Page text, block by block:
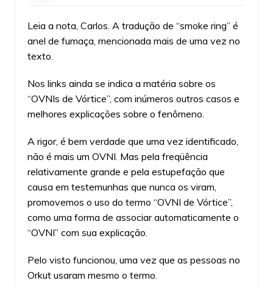
Leia a nota, Carlos. A tradução de “smoke ring” é
anel de fumaça, mencionada mais de uma vez no
texto.
Nos links ainda se indica a matéria sobre os
“OVNIs de Vórtice”, com inúmeros outros casos e
melhores explicações sobre o fenômeno.
A rigor, é bem verdade que uma vez identificado,
não é mais um OVNI. Mas pela freqüência
relativamente grande e pela estupefação que
causa em testemunhas que nunca os viram,
promovemos o uso do termo “OVNI de Vórtice”,
como uma forma de associar automaticamente o
“OVNI” com sua explicação.
Pelo visto funcionou, uma vez que as pessoas no
Orkut usaram mesmo o termo.